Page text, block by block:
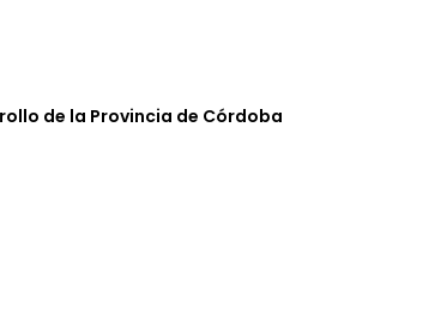
de la Provincia de Córdoba